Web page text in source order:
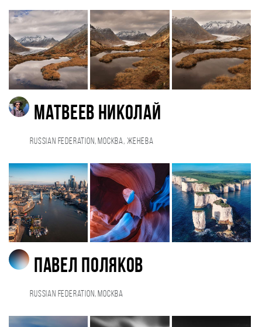
Матвеев Николай
Russian Federation, Москва, Женева
Павел Поляков
Russian Federation, Москва